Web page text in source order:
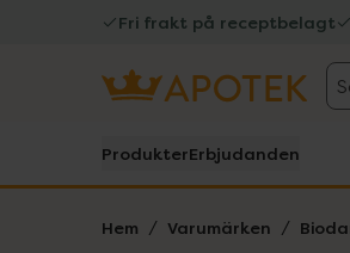
Fri frakt på receptbelagt
ProdukterErbjudanden
Hem Varumärken